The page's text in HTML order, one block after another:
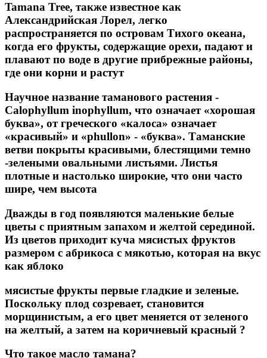
Tamana Tree, также известное как
Александрийская Лорел, легко
распространяется по островам Тихого океана,
когда его фрукты, содержащие орехи, падают и
плавают по воде в другие прибрежные районы,
где они корни и растут
Научное название таманового растения -
Calophyllum inophyllum, что означает «хорошая
буква», от греческого «калоса» означает
«красивый» и «phullon» - «буква». Таманские
ветви покрыты красивыми, блестящими темно
-зелеными овальными листьями. Листья
плотные и настолько широкие, что они часто
шире, чем высота
Дважды в год появляются маленькие белые
цветы с приятным запахом и желтой серединой.
Из цветов приходит куча мясистых фруктов
размером с абрикоса с мякотью, которая на вкус
как яблоко
мясистые фрукты первые гладкие и зеленые.
Поскольку плод созревает, становится
морщинистым, а его цвет меняется от зеленого
на желтый, а затем на коричневый красный ?
Что такое масло тамана?